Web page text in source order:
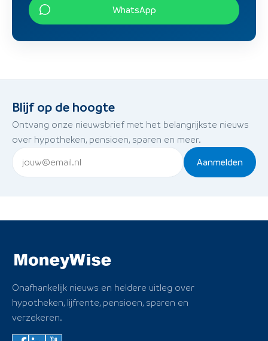
WhatsApp
Blijf op de hoogte
Ontvang onze nieuwsbrief met het belangrijkste nieuws
over hypotheken, pensioen, sparen en meer.
Aanmelden
Onafhankelijk nieuws en heldere uitleg over
hypotheken, lijfrente, pensioen, sparen en
verzekeren.